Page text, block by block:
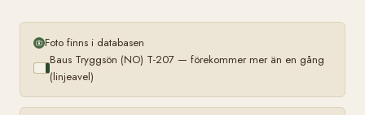
Foto finns i databasen
Baus Tryggsön (NO) T-207 — förekommer mer än en gång
(linjeavel)